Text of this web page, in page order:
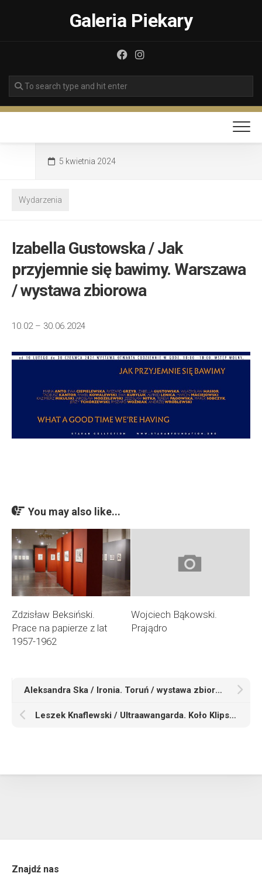
Galeria Piekary
5 kwietnia 2024
Wydarzenia
Izabella Gustowska / Jak
przyjemnie się bawimy. Warszawa
/ wystawa zbiorowa
10.02 – 30.06.2024
You may also like...
Zdzisław Beksiński.
Prace na papierze z lat
1957-1962
Wojciech Bąkowski.
Prajądro
Aleksandra Ska / Ironia. Toruń / wystawa zbiorowa
Leszek Knaflewski / Ultraawangarda. Koło Klipsa i poznański underground lat 80. XX wieku. Poznań / wystawa zbiorowa
Znajdź nas